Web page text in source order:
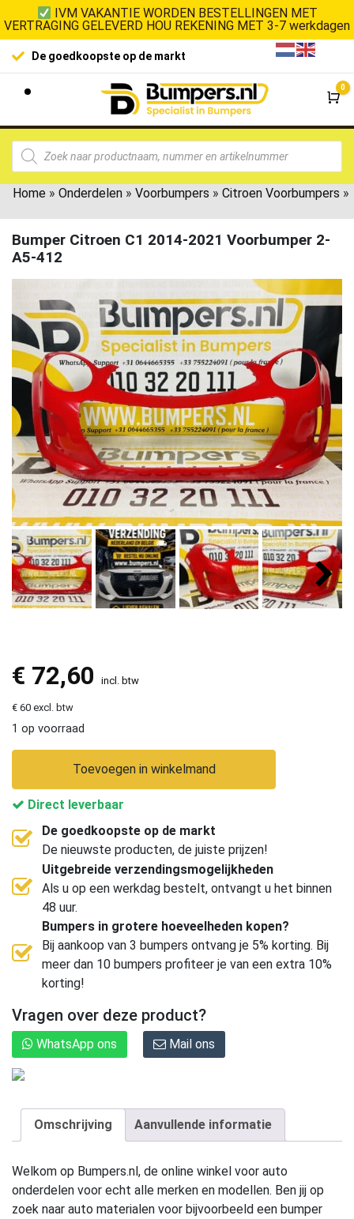
IVM VAKANTIE WORDEN BESTELLINGEN MET
VERTRAGING GELEVERD HOU REKENING MET 3-7 werkdagen
De goedkoopste op de markt
0
Home » Onderdelen » Voorbumpers » Citroen Voorbumpers »
Bumper Citroen C1 2014-2021 Voorbumper 2-
A5-412
€ 72,60 incl. btw
€ 60 excl. btw
1 op voorraad
Toevoegen in winkelmand
Direct leverbaar
De goedkoopste op de markt
De nieuwste producten, de juiste prijzen!
Uitgebreide verzendingsmogelijkheden
Als u op een werkdag bestelt, ontvangt u het binnen
48 uur.
Bumpers in grotere hoeveelheden kopen?
Bij aankoop van 3 bumpers ontvang je 5% korting. Bij
meer dan 10 bumpers profiteer je van een extra 10%
korting!
Vragen over deze product?
WhatsApp ons Mail ons
Omschrijving Aanvullende informatie
Welkom op Bumpers.nl, de online winkel voor auto
onderdelen voor echt alle merken en modellen. Ben jij op
zoek naar auto materialen voor bijvoorbeeld een bumper